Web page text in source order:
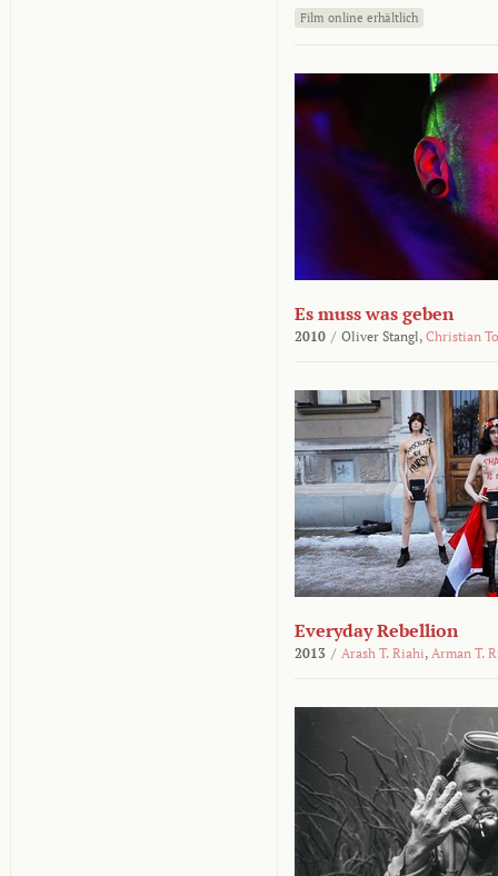
Film online erhältlich
Es muss was geben
2010 / Oliver Stangl, Christian
Everyday Rebellion
2013 / Arash T. Riahi, Arman T.